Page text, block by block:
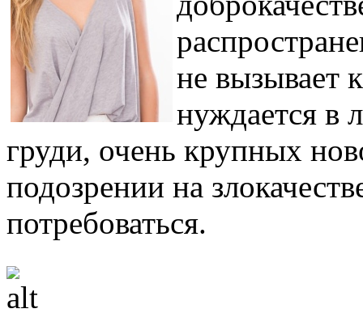
не вызывает
нуждается в
груди, очень крупных
подозрении на
потребоваться.